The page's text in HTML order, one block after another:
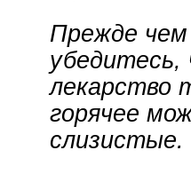
Прежде чем
лекарство
горячее
слизистые.